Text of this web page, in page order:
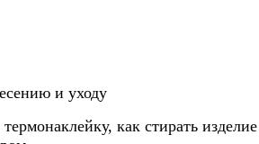
и уходу